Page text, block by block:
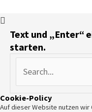
Text und „Enter“
starten.
Cookie-Policy
Auf dieser Website nutzen wir